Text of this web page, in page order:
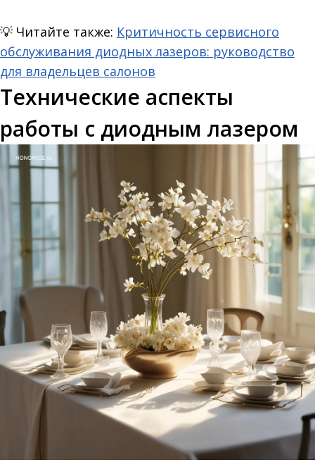
💡 Читайте также: Критичность сервисного
обслуживания диодных лазеров: руководство
для владельцев салонов
Технические аспекты
работы с диодным лазером